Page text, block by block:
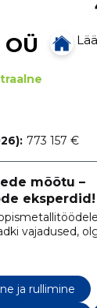
773 157 €
mõõtu –
eksperdid!
vajadused,
või
ja rullimine